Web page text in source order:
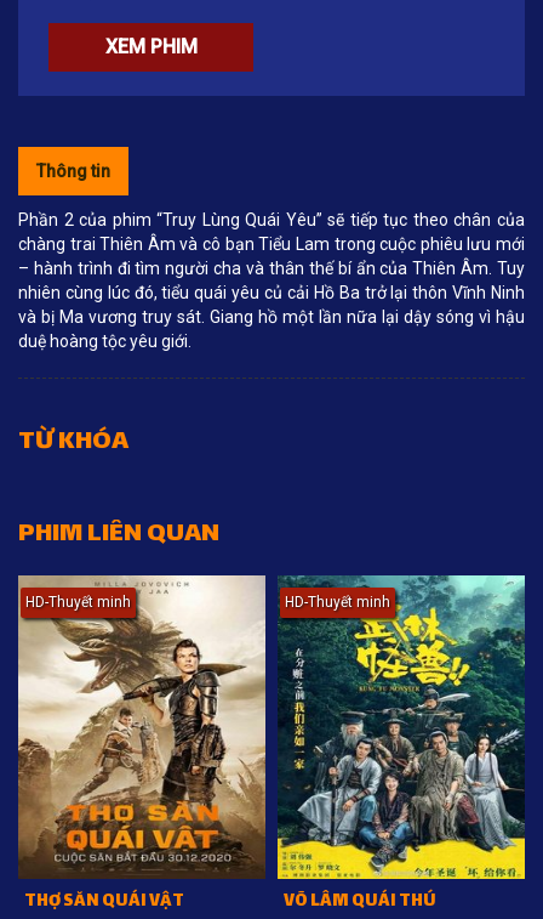
XEM PHIM
Thông tin
Phần 2 của phim “Truy Lùng Quái Yêu” sẽ tiếp tục theo chân của
chàng trai Thiên Âm và cô bạn Tiểu Lam trong cuộc phiêu lưu mới
– hành trình đi tìm người cha và thân thế bí ẩn của Thiên Âm. Tuy
nhiên cùng lúc đó, tiểu quái yêu củ cải Hồ Ba trở lại thôn Vĩnh Ninh
và bị Ma vương truy sát. Giang hồ một lần nữa lại dậy sóng vì hậu
duệ hoàng tộc yêu giới.
TỪ KHÓA
PHIM LIÊN QUAN
HD-Thuyết minh
THỢ SĂN QUÁI VẬT
HD-Thuyết minh
VÕ LÂM QUÁI THÚ